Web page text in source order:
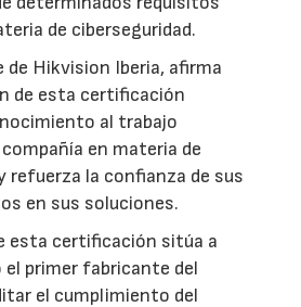
de ciberseguridad.
de Hikvision Iberia, afirma
de esta certificación
al trabajo
en materia de
refuerza la confianza de sus
en sus soluciones.
esta certificación sitúa a
primer fabricante del
el cumplimiento del